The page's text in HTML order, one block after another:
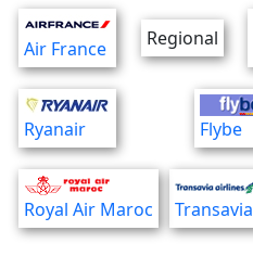
Air France Regional
Ryanair Flybe
Royal Air Maroc Transavia